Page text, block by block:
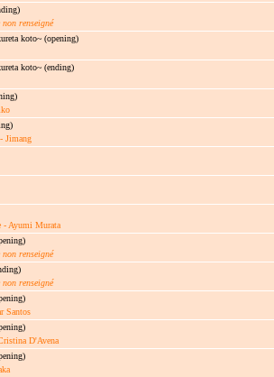
non renseigné
koto~ (opening)
koto~ (ending)
Jimang
- Ayumi Murata
non renseigné
non renseigné
Santos
D'Avena